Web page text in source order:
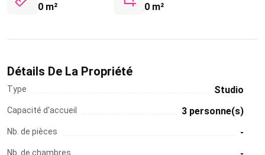
0 m² 0 m²
Détails De La Propriété
Type Studio
Capacité d'accueil 3 personne(s)
Nb. de pièces -
Nb. de chambres